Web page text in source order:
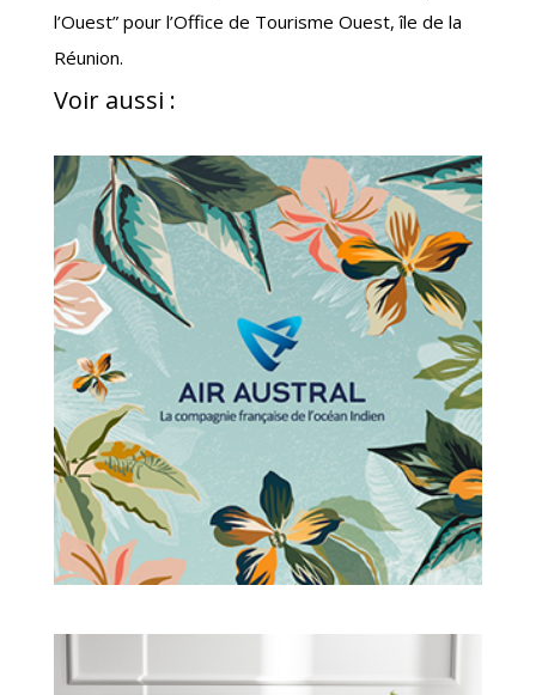
l’Ouest” pour l’Office de Tourisme Ouest, île de la
Réunion.
Voir aussi :